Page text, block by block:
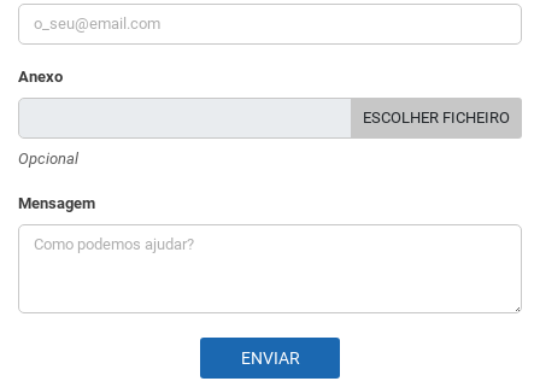
Anexo
ESCOLHER FICHEIRO
Opcional
Mensagem